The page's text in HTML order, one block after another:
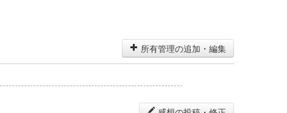
所有管理の追加・編集